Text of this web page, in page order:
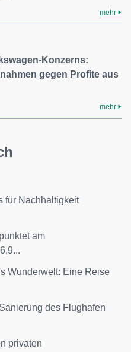
mehr
Konzerns:
gegen Profite aus
mehr
für Nachhaltigkeit
am
Wunderwelt: Eine Reise
des Flughafen
privaten